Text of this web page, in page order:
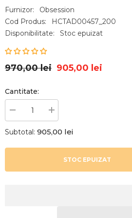
Furnizor:
Obsession
Cod Produs:
HCTAD00457_200
Disponibilitate:
Stoc epuizat
970,00 lei 905,00 lei
Cantitate:
Reduceți
cantitatea
pentru
Covor
rubiniu
My
Creșteți
cantitatea
pentru
Covor
rubiniu
My
Subtotal: 905,00 lei
STOC EPUIZAT